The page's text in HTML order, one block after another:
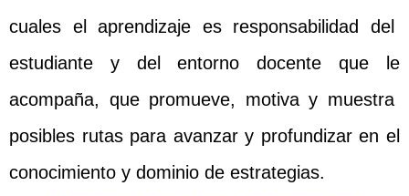
cuales el aprendizaje es responsabilidad del
estudiante y del entorno docente que le
acompaña, que promueve, motiva y muestra
posibles rutas para avanzar y profundizar en el
conocimiento y dominio de estrategias.